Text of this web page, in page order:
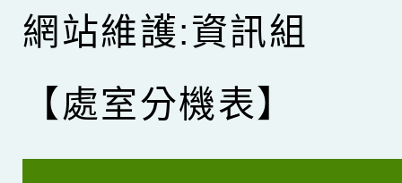
網站維護:資訊組
【處室分機表】